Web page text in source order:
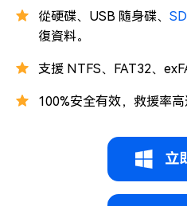
從硬碟、USB 隨身碟、
復資料。
支援 NTFS、FAT32、
100%安全有效，救援率高
立